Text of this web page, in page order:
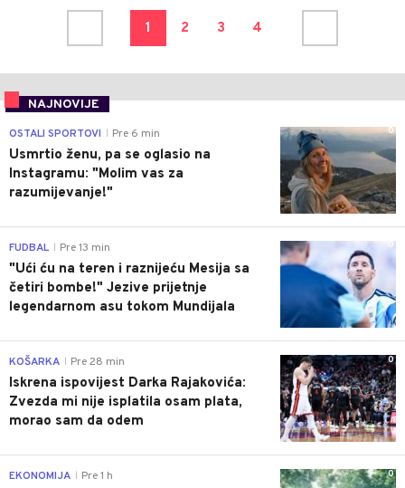
1 2 3 4
NAJNOVIJE
0
OSTALI SPORTOVI Pre 6 min
Usmrtio ženu, pa se oglasio na
Instagramu: "Molim vas za
razumijevanje!"
0
FUDBAL Pre 13 min
"Ući ću na teren i raznijeću Mesija sa
četiri bombe!" Jezive prijetnje
legendarnom asu tokom Mundijala
0
KOŠARKA Pre 28 min
Iskrena ispovijest Darka Rajakovića:
Zvezda mi nije isplatila osam plata,
morao sam da odem
0
EKONOMIJA Pre 1 h